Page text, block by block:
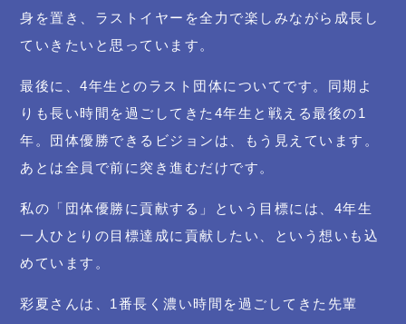
身を置き、ラストイヤーを全力で楽しみながら成長し
ていきたいと思っています。
最後に、4年生とのラスト団体についてです。同期よ
りも長い時間を過ごしてきた4年生と戦える最後の1
年。団体優勝できるビジョンは、もう見えています。
あとは全員で前に突き進むだけです。
私の「団体優勝に貢献する」という目標には、4年生
一人ひとりの目標達成に貢献したい、という想いも込
めています。
彩夏さんは、1番長く濃い時間を過ごしてきた先輩